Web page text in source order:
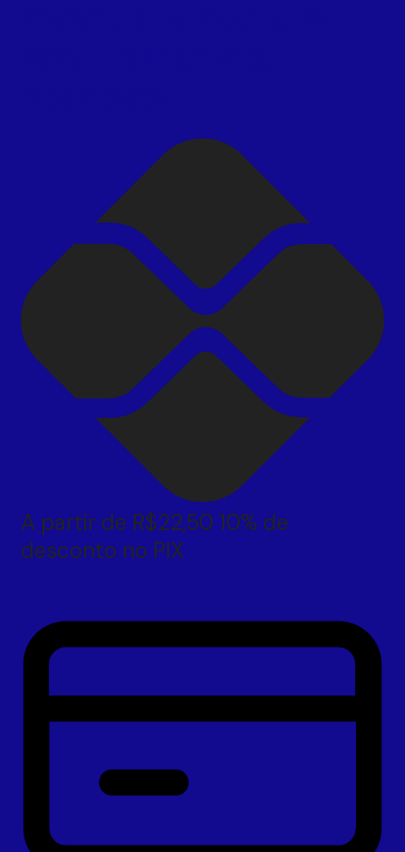
A partir de R$22,50 10% de
desconto no PIX